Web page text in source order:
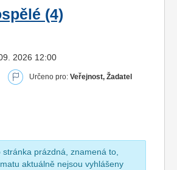
(4)
2026 12:00
Určeno pro: Veřejnost, Žadatel
stránka prázdná, znamená to,
aktuálně nejsou vyhlášeny